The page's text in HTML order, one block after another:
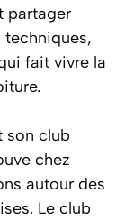
partager
fait vivre la
son club
chez
autour des
Le club